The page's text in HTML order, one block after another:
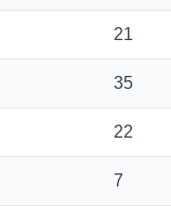
21
35
22
7